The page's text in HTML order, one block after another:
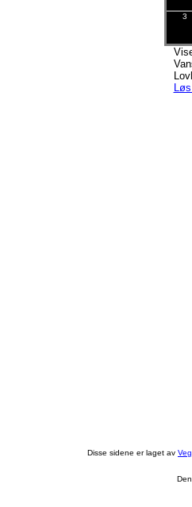
3
Disse sidene er laget av